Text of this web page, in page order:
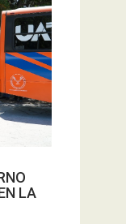
LA